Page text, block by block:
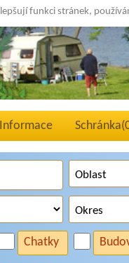
funkci stránek,
Informace Schránka(
Chatky